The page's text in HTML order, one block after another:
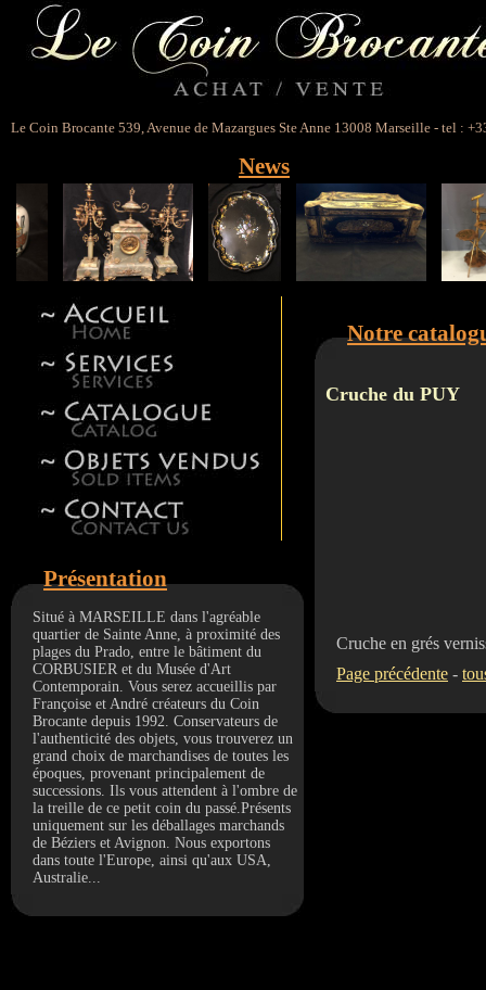
Le Coin Brocante 539, Avenue de Mazargues Ste Anne 13008 Marseille - tel :
News
Présentation
Situé à MARSEILLE dans l'agréable
quartier de Sainte Anne, à proximité des
plages du Prado, entre le bâtiment du
CORBUSIER et du Musée d'Art
Contemporain. Vous serez accueillis par
Françoise et André créateurs du Coin
Brocante depuis 1992. Conservateurs de
l'authenticité des objets, vous trouverez un
grand choix de marchandises de toutes les
époques, provenant principalement de
successions. Ils vous attendent à l'ombre de
la treille de ce petit coin du passé.Présents
uniquement sur les déballages marchands
de Béziers et Avignon. Nous exportons
dans toute l'Europe, ainsi qu'aux USA,
Australie...
Notre
Cruche du PUY
Cruche en grés
Page précédente -